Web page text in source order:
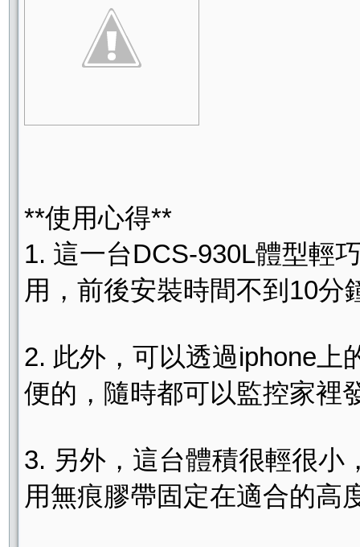
**使用心得**
1. 這一台DCS-930L體型輕
用，前後安裝時間不到10分
2. 此外，可以透過iphone上
便的，隨時都可以監控家裡
3. 另外，這台體積很輕很小
用無痕膠帶固定在適合的高